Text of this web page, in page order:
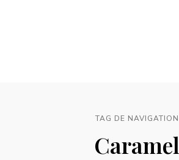
TAG DE NAVIGATION
Caramel